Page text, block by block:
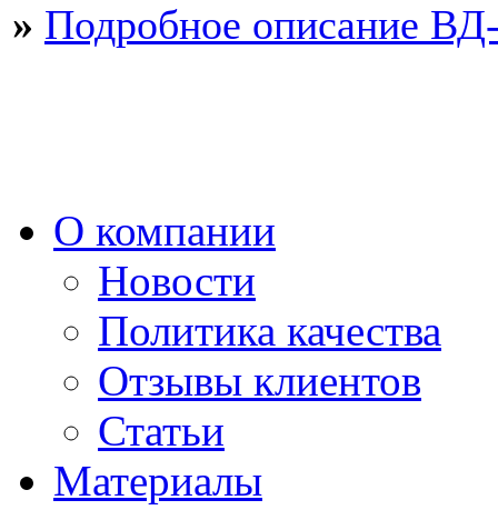
» Подробное описание
О компании
Новости
Политика качества
Отзывы клиентов
Статьи
Материалы